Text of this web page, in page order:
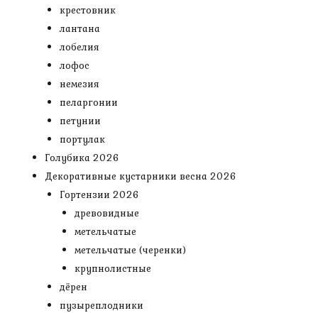
крестовник
лантана
лобелия
лофос
немезия
пеларгонии
петунии
портулак
Голубика 2026
Декоративные кустарники весна 2026
Гортензии 2026
древовидные
метельчатые
метельчатые (черенки)
крупнолистные
дёрен
пузыреплодники